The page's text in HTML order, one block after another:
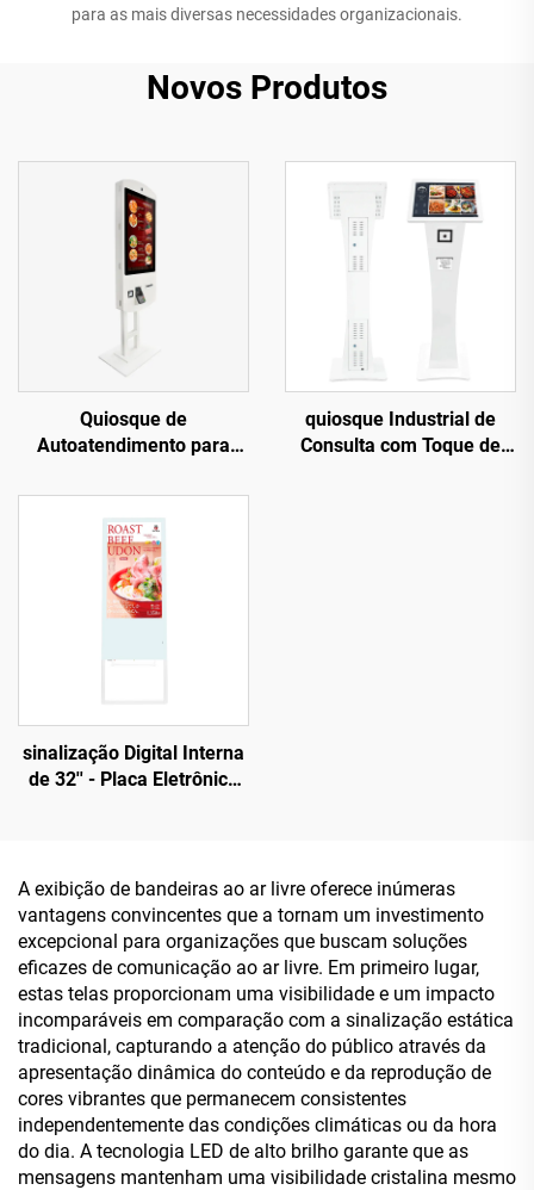
para as mais diversas necessidades organizacionais.
Novos Produtos
Quiosque de
Autoatendimento para
Touchscreen Interativa de
32 Polegadas Certificada
pela FCC
quiosque Industrial de
Consulta com Toque de
sinalização Digital Interna
de 32'' - Placa Eletrônica
A exibição de bandeiras ao ar livre oferece inúmeras
vantagens convincentes que a tornam um investimento
excepcional para organizações que buscam soluções
eficazes de comunicação ao ar livre. Em primeiro lugar,
estas telas proporcionam uma visibilidade e um impacto
incomparáveis em comparação com a sinalização estática
tradicional, capturando a atenção do público através da
apresentação dinâmica do conteúdo e da reprodução de
cores vibrantes que permanecem consistentes
independentemente das condições climáticas ou da hora
do dia. A tecnologia LED de alto brilho garante que as
mensagens mantenham uma visibilidade cristalina mesmo